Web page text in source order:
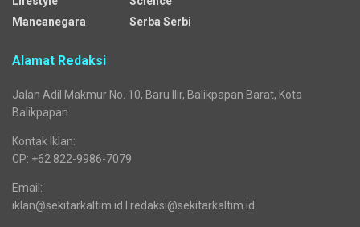
Mancanegara
Serba Serbi
Alamat Redaksi
Jalan Adil Makmur No. 10, Baru Ilir, Balikpapan Barat, Kota
Balikpapan.
Kontak Iklan:
CP: +62 822-9986-7079
Email:
iklan@sekitarkaltim.id I redaksi@sekitarkaltim.id